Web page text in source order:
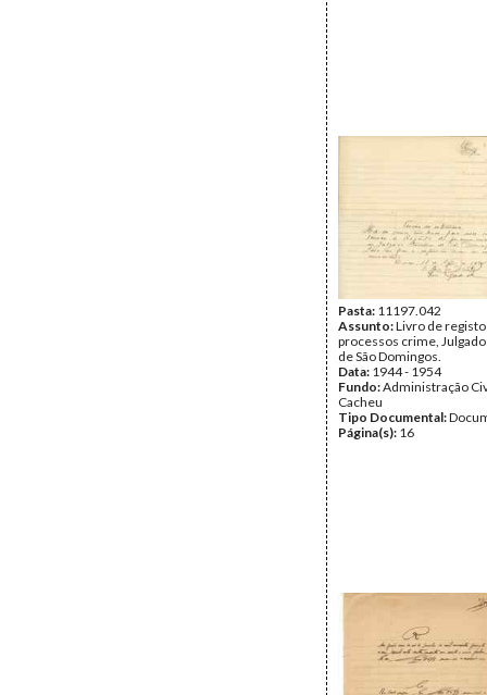
Pasta: 11197.042
Assunto:Livro de
processos crime,
de São Domingos.
Data: 1944 - 1954
Fundo:Administração
Cacheu
Tipo Documental:
Página(s): 16